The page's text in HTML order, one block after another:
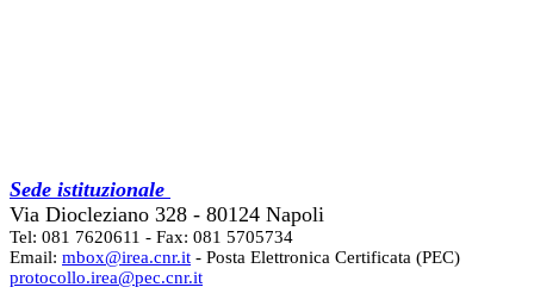
Sede istituzionale
Via Diocleziano 328 - 80124 Napoli
Tel: 081 7620611 - Fax: 081 5705734
Email: mbox@irea.cnr.it - Posta Elettronica Certificata (PEC)
protocollo.irea@pec.cnr.it